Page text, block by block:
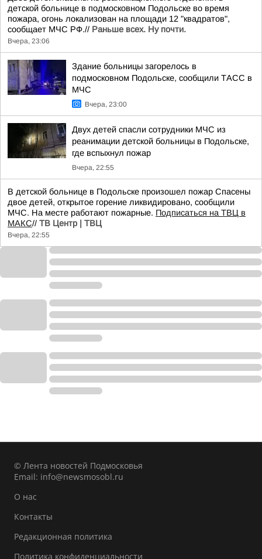
детской больнице в подмосковном Подольске во время
пожара, огонь локализован на площади 12 "квадратов",
сообщает МЧС РФ.// Раньше всех. Ну почти.
Вчера, 23:06
Здание больницы загорелось в
подмосковном Подольске, сообщили ТАСС в
МЧС
Вчера, 23:00
Двух детей спасли сотрудники МЧС из
реанимации детской больницы в Подольске,
где вспыхнул пожар
Вчера, 22:55
В детской больнице в Подольске произошел пожар Спасены
двое детей, открытое горение ликвидировано, сообщили
МЧС. На месте работают пожарные. Подписаться на ТВЦ в
МАКС// ТВ Центр | ТВЦ
Вчера, 22:55
© Лента новостей Подмосковья
Email: info@newsmosobl.ru
О нас
Контакты
Редакционная политика
Политика конфиденциальности